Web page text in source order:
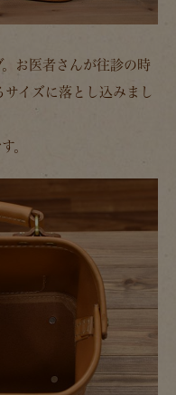
お医者さんが往診の時
イズに落とし込みまし
。